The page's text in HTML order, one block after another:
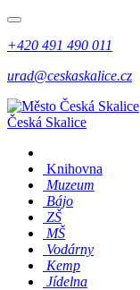
+420 491 490 011
urad@ceskaskalice.cz
Česká Skalice
Knihovna
Muzeum
Bájo
ZŠ
MŠ
Vodárny
Kemp
Jídelna